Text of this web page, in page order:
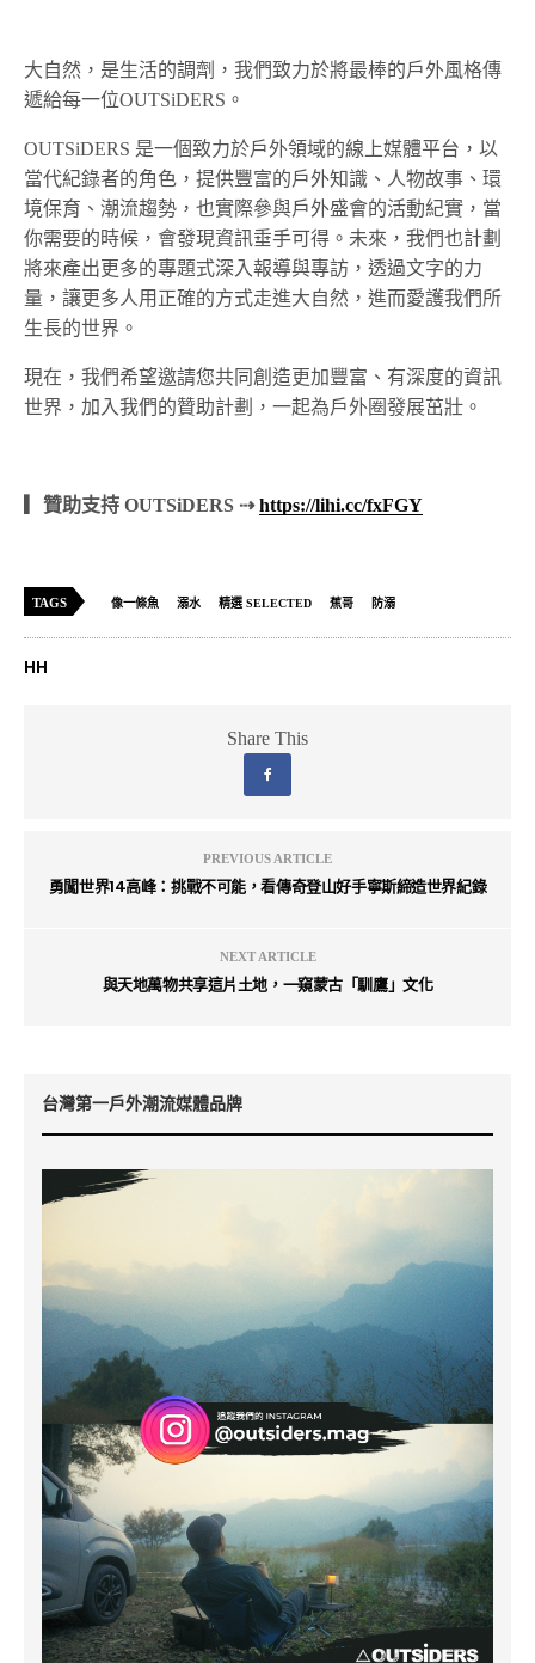
大自然，是生活的調劑，我們致力於將最棒的戶外風格傳
遞給每一位OUTSiDERS。
OUTSiDERS 是一個致力於戶外領域的線上媒體平台，以
當代紀錄者的角色，提供豐富的戶外知識、人物故事、環
境保育、潮流趨勢，也實際參與戶外盛會的活動紀實，當
你需要的時候，會發現資訊垂手可得。未來，我們也計劃
將來產出更多的專題式深入報導與專訪，透過文字的力
量，讓更多人用正確的方式走進大自然，進而愛護我們所
生長的世界。
現在，我們希望邀請您共同創造更加豐富、有深度的資訊
世界，加入我們的贊助計劃，一起為戶外圈發展茁壯。
▎贊助支持 OUTSiDERS ⇢https://lihi.cc/fxFGY
TAGS 像一條魚 溺水 精選 SELECTED 蕉哥 防溺
HH
Share This
PREVIOUS ARTICLE
勇闖世界14高峰：挑戰不可能，看傳奇登山好手寧斯締造世界紀錄
NEXT ARTICLE
與天地萬物共享這片土地，一窺蒙古「馴鷹」文化
台灣第一戶外潮流媒體品牌